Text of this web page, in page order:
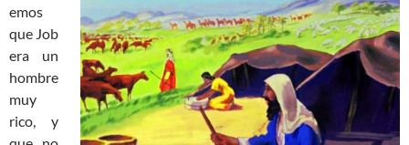
emos
que Job
era un
hombre
muy
rico, y